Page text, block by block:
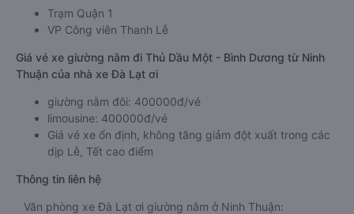
Trạm Quận 1
VP Công viên Thanh Lễ
Giá vé xe giường nằm đi Thủ Dầu Một - Bình Dương từ Ninh
Thuận của nhà xe Đà Lạt ơi
giường nằm đôi: 400000đ/vé
limousine: 400000đ/vé
Giá vé xe ổn định, không tăng giảm đột xuất trong các
dịp Lễ, Tết cao điểm
Thông tin liên hệ
Văn phòng xe Đà Lạt ơi giường nằm ở Ninh Thuận: